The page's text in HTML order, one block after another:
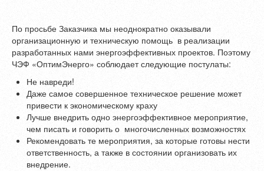
По просьбе Заказчика мы неоднократно оказывали
организационную и техническую помощь в реализации
разработанных нами энергоэффективных проектов. Поэтому
ЧЭФ «ОптимЭнерго» соблюдает следующие постулаты:
Не навреди!
Даже самое совершенное техническое решение может
привести к экономическому краху
Лучше внедрить одно энергоэффективное мероприятие,
чем писать и говорить о многочисленных возможностях
Рекомендовать те мероприятия, за которые готовы нести
ответственность, а также в состоянии организовать их
внедрение.